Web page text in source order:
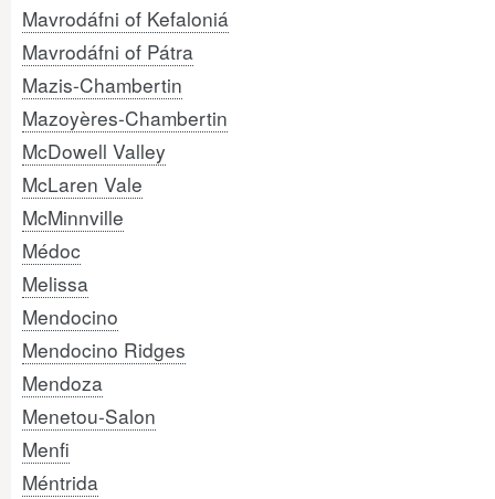
Mavrodáfni of Kefaloniá
Mavrodáfni of Pátra
Mazis-Chambertin
Mazoyères-Chambertin
McDowell Valley
McLaren Vale
McMinnville
Médoc
Melissa
Mendocino
Mendocino Ridges
Mendoza
Menetou-Salon
Menfi
Méntrida